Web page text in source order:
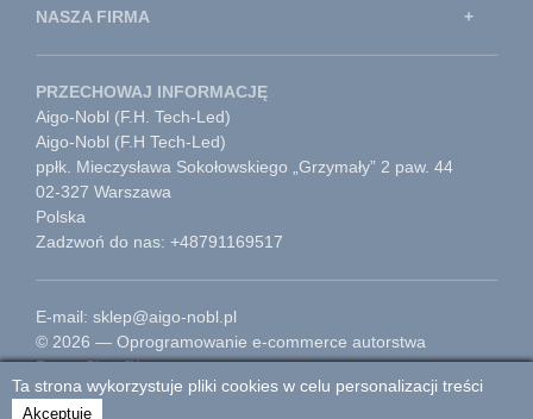
NASZA FIRMA
PRZECHOWAJ INFORMACJĘ
Aigo-Nobl (F.H. Tech-Led)
Aigo-Nobl (F.H Tech-Led)
ppłk. Mieczysława Sokołowskiego „Grzymały” 2 paw. 44
02-327 Warszawa
Polska
Zadzwoń do nas: +48791169517
E-mail: sklep@aigo-nobl.pl
© 2026 — Oprogramowanie e-commerce autorstwa
PrestaShop™
Przejdź do strony głównej
Ta strona wykorzystuje pliki cookies w celu personalizacji treści
Akceptuję